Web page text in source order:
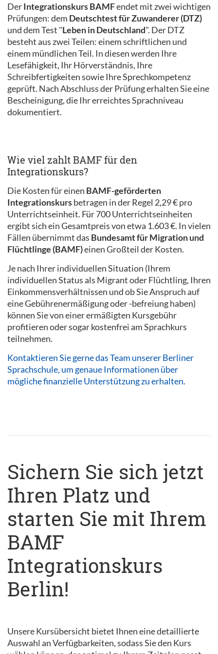
DerIntegrationskurs BAMFendet mit zwei wichtigen
Prüfungen: dem Deutschtest für Zuwanderer (DTZ)
und dem Test "Leben in Deutschland". Der DTZ
besteht aus zwei Teilen: einem schriftlichen und
einem mündlichen Teil. In diesen werden Ihre
Lesefähigkeit, Ihr Hörverständnis, Ihre
Schreibfertigkeiten sowie Ihre Sprechkompetenz
geprüft. Nach Abschluss der Prüfung erhalten Sie eine
Bescheinigung, die Ihr erreichtes Sprachniveau
dokumentiert.
Wie viel zahlt BAMF für den
Integrationskurs?
Die Kosten für einen BAMF-geförderten
Integrationskursbetragen in der Regel 2,29 € pro
Unterrichtseinheit. Für 700 Unterrichtseinheiten
ergibt sich ein Gesamtpreis von etwa 1.603 €. In vielen
Fällen übernimmt das Bundesamt für Migration und
Flüchtlinge (BAMF)einen Großteil der Kosten.
Je nach Ihrer individuellen Situation (Ihrem
individuellen Status als Migrant oder Flüchtling, Ihren
Einkommensverhältnissen und ob Sie Anspruch auf
eine Gebührenermäßigung oder -befreiung haben)
können Sie von einer ermäßigten Kursgebühr
profitieren oder sogar kostenfrei am Sprachkurs
teilnehmen.
Kontaktieren Sie gerne das Team unserer Berliner
Sprachschule, um genaue Informationen über
mögliche finanzielle Unterstützung zu erhalten.
Sichern Sie sich jetzt
Ihren Platz und
starten Sie mit Ihrem
BAMF
Integrationskurs
Berlin!
Unsere Kursübersicht bietet Ihnen eine detaillierte
Auswahl an Verfügbarkeiten, sodass Sie den Kurs